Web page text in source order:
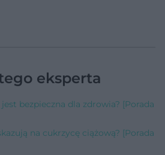
eksperta
bezpieczna dla zdrowia? [Porada
na cukrzycę ciążową? [Porada